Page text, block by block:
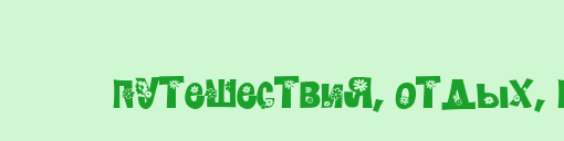
Путешествия, отдых,